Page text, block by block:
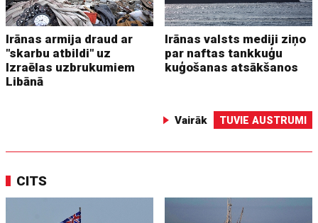
Irānas armija draud ar
"skarbu atbildi" uz
Izraēlas uzbrukumiem
Libānā
Irānas valsts mediji ziņo
par naftas tankkuģu
kuģošanas atsākšanos
Vairāk TUVIE AUSTRUMI
CITS